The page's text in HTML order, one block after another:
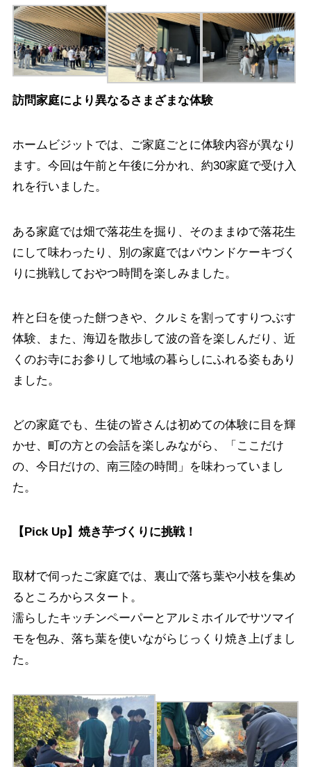
訪問家庭により異なるさまざまな体験
ホームビジットでは、ご家庭ごとに体験内容が異なり
ます。今回は午前と午後に分かれ、約30家庭で受け入
れを行いました。
ある家庭では畑で落花生を掘り、そのままゆで落花生
にして味わったり、別の家庭ではパウンドケーキづく
りに挑戦しておやつ時間を楽しみました。
杵と臼を使った餅つきや、クルミを割ってすりつぶす
体験、また、海辺を散歩して波の音を楽しんだり、近
くのお寺にお参りして地域の暮らしにふれる姿もあり
ました。
どの家庭でも、生徒の皆さんは初めての体験に目を輝
かせ、町の方との会話を楽しみながら、「ここだけ
の、今日だけの、南三陸の時間」を味わっていまし
た。
【Pick Up】焼き芋づくりに挑戦！
取材で伺ったご家庭では、裏山で落ち葉や小枝を集め
るところからスタート。
濡らしたキッチンペーパーとアルミホイルでサツマイ
モを包み、落ち葉を使いながらじっくり焼き上げまし
た。